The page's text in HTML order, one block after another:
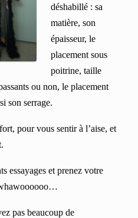
déshabillé : sa
matière, son
épaisseur, le
placement sous
poitrine, taille
ou non, le placement
son serrage.
pour vous sentir à l’aise, et
essayages et prenez votre
pas beaucoup de